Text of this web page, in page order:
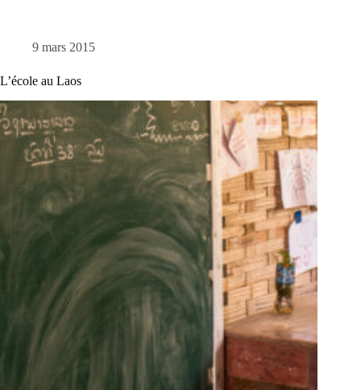
9 mars 2015
L’école au Laos